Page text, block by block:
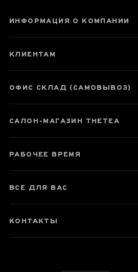
Шен Пуэр
Отзывы чаеманов
ИНФОРМАЦИЯ О КОМПАНИИ
КЛИЕНТАМ
ОФИС СКЛАД (САМОВЫВОЗ)
САЛОН-МАГАЗИН THETEA
РАБОЧЕЕ ВРЕМЯ
ВСЕ ДЛЯ ВАС
КОНТАКТЫ